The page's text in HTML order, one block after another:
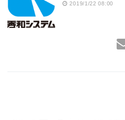
2019/1/22 08:00